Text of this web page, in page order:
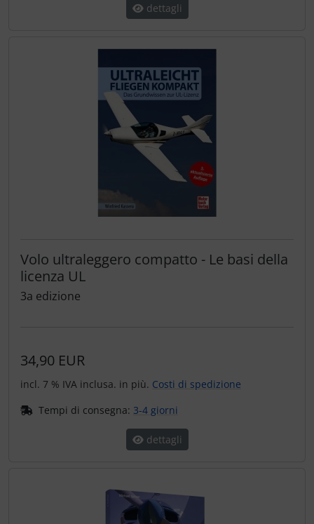
dettagli
Volo ultraleggero compatto - Le basi della
licenza UL
3a edizione
34,90 EUR
incl. 7 % IVA inclusa. in più. Costi di spedizione
Tempi di consegna: 3-4 giorni
dettagli